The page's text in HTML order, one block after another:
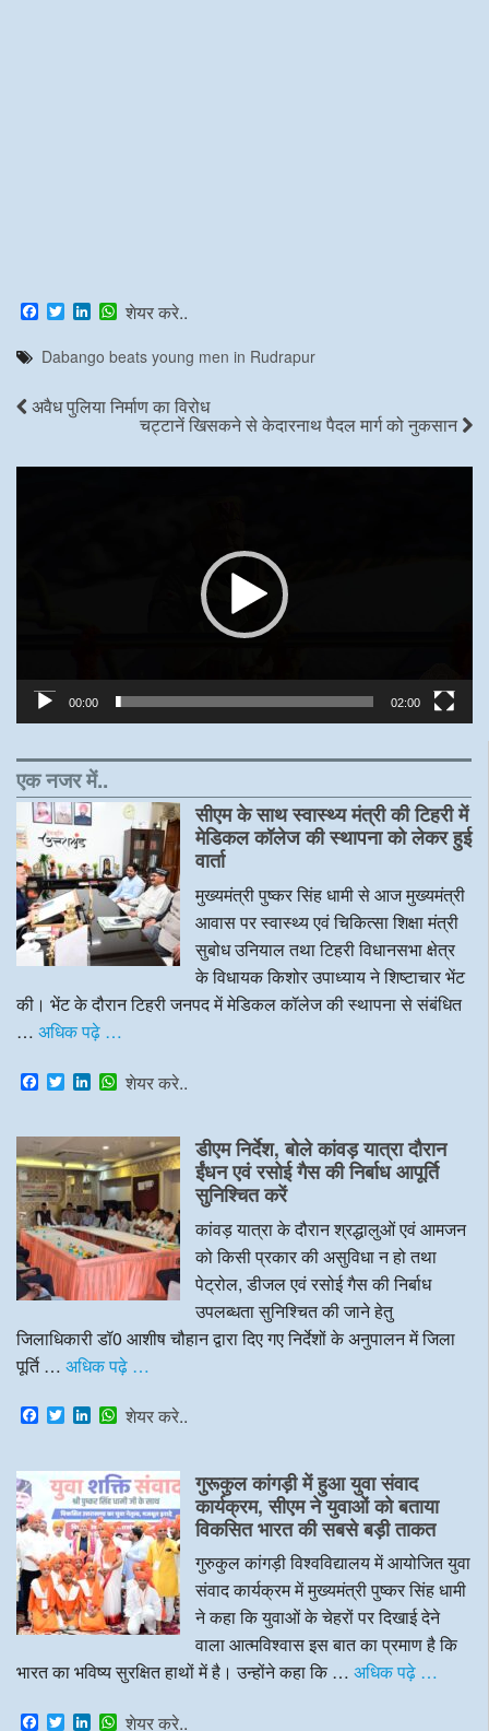
F
a
c
e
o
o
T
w
t
e
r
L
k
d
I
W
t
A
p
शेयर करे..
Dabango beats young men in Rudrapur
अवैध पुलिया निर्माण का विरोध
चट्टानें खिसकने से केदारनाथ पैदल मार्ग को नुकसान
00:00 02:00
एक नजर में..
सीएम के साथ स्वास्थ्य मंत्री की टिहरी में
मेडिकल कॉलेज की स्थापना को लेकर हुई
वार्ता
मुख्यमंत्री पुष्कर सिंह धामी से आज मुख्यमंत्री
आवास पर स्वास्थ्य एवं चिकित्सा शिक्षा मंत्री
सुबोध उनियाल तथा टिहरी विधानसभा क्षेत्र
के विधायक किशोर उपाध्याय ने शिष्टाचार भेंट
की। भेंट के दौरान टिहरी जनपद में मेडिकल कॉलेज की स्थापना से संबंधित
… अधिक पढ़े …
F
a
e
b
o
o
k
T
w
t
t
e
r
L
k
e
d
I
n
W
t
s
A
p
p
शेयर करे..
डीएम निर्देश, बोले कांवड़ यात्रा दौरान
ईंधन एवं रसोई गैस की निर्बाध आपूर्ति
सुनिश्चित करें
कांवड़ यात्रा के दौरान श्रद्धालुओं एवं आमजन
को किसी प्रकार की असुविधा न हो तथा
पेट्रोल, डीजल एवं रसोई गैस की निर्बाध
उपलब्धता सुनिश्चित की जाने हेतु
जिलाधिकारी डॉ0 आशीष चौहान द्वारा दिए गए निर्देशों के अनुपालन में जिला
पूर्ति … अधिक पढ़े …
F
a
e
b
o
k
T
w
t
t
e
r
L
k
e
d
I
n
W
t
s
A
p
p
शेयर करे..
गुरूकुल कांगड़ी में हुआ युवा संवाद
कार्यक्रम, सीएम ने युवाओं को बताया
विकसित भारत की सबसे बड़ी ताकत
गुरुकुल कांगड़ी विश्वविद्यालय में आयोजित युवा
संवाद कार्यक्रम में मुख्यमंत्री पुष्कर सिंह धामी
ने कहा कि युवाओं के चेहरों पर दिखाई देने
वाला आत्मविश्वास इस बात का प्रमाण है कि
भारत का भविष्य सुरक्षित हाथों में है। उन्होंने कहा कि … अधिक पढ़े …
F
T L W
शेयर करे..